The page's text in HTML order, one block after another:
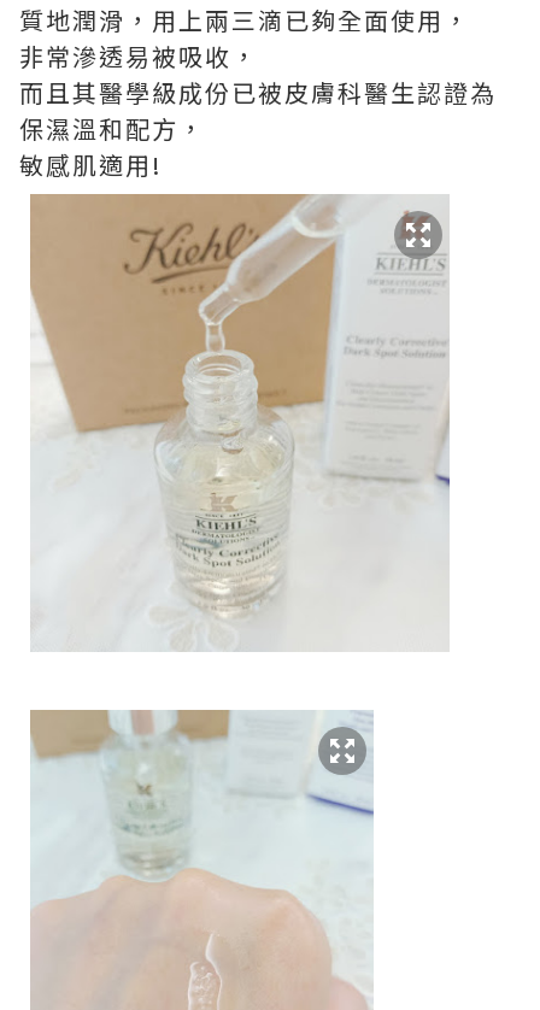
質地潤滑，用上兩三滴已夠全面使用，
非常滲透易被吸收，
而且其醫學級成份已被皮膚科醫生認證為
保濕溫和配方，
敏感肌適用!